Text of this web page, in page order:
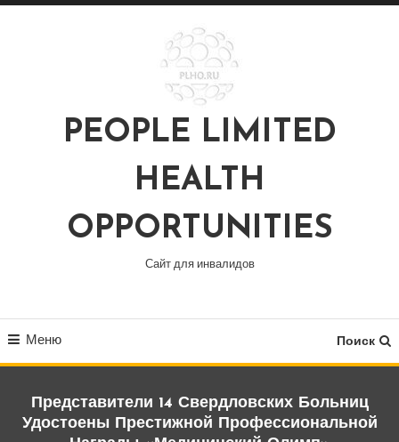
Перейти
PEOPLE LIMITED
HEALTH
OPPORTUNITIES
Сайт для инвалидов
Меню Поиск
Представители 14 Свердловских Больниц
Удостоены Престижной Профессиональной